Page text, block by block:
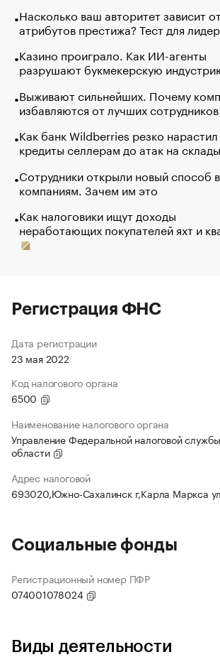
Насколько ваш авторитет зависит
атрибутов престижа? Тест для
Казино проиграло. Как ИИ-агенты
разрушают букмекерскую
Выживают сильнейших. Почему
избавляются от лучших сотрудников
Как банк Wildberries резко нарастил
кредиты селлерам до атак на склады
Сотрудники открыли новый способ
компаниям. Зачем им это
Как налоговики ищут доходы
неработающих покупателей яхт и
Регистрация ФНС
Дата регистрации
23 мая 2022
Код налогового органа
6500
Наименование налогового органа
Управление Федеральной налоговой
области
Адрес налоговой
693020,Южно-Сахалинск г,Карла Маркса
Социальные фонды
Регистрационный номер ПФР
074001078024
Виды деятельности